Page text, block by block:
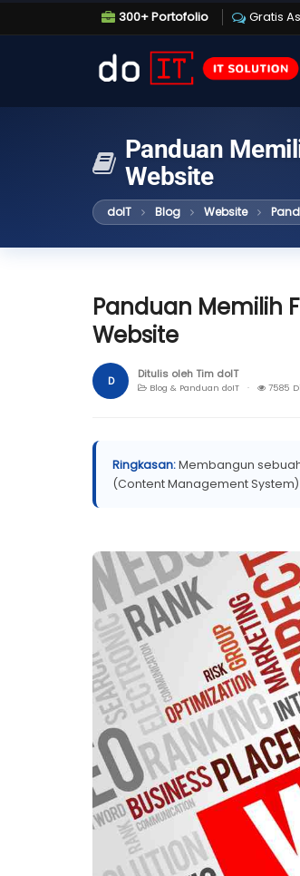
300+ Portofolio Gratis
Panduan
Website
doIT Blog Website
Panduan Memilih
Website
D Ditulis oleh Tim doIT
Blog & Panduan doIT · 7585
Ringkasan:Membangun
(Content Management